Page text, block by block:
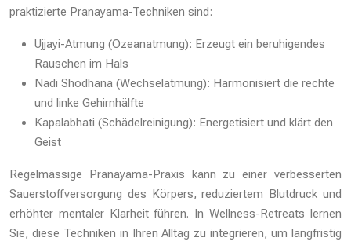
praktizierte Pranayama-Techniken sind:
Ujjayi-Atmung (Ozeanatmung): Erzeugt ein beruhigendes
Rauschen im Hals
Nadi Shodhana (Wechselatmung): Harmonisiert die rechte
und linke Gehirnhälfte
Kapalabhati (Schädelreinigung): Energetisiert und klärt den
Geist
Regelmässige Pranayama-Praxis kann zu einer verbesserten
Sauerstoffversorgung des Körpers, reduziertem Blutdruck und
erhöhter mentaler Klarheit führen. In Wellness-Retreats lernen
Sie, diese Techniken in Ihren Alltag zu integrieren, um langfristig